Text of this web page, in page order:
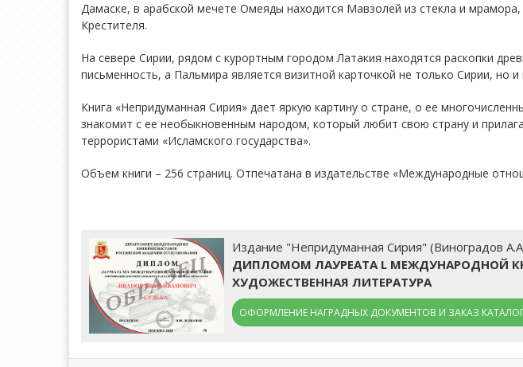
Дамаске, в арабской мечете Омеяды находится Мавзолей из стекла и
Крестителя.
На севере Сирии, рядом с курортным городом Латакия находятся раскопки
письменность, а Пальмира является визитной карточкой не только Сирии, но
Книга «Непридуманная Сирия» дает яркую картину о стране, о ее
знакомит с ее необыкновенным народом, который любит свою страну и
террористами «Исламского государства».
Объем книги – 256 страниц. Отпечатана в издательстве «Международные
Издание "Непридуманная Сирия" (Виноградов
ДИПЛОМОМ ЛАУРЕАТА L МЕЖДУНАРОДНОЙ
ХУДОЖЕСТВЕННАЯ ЛИТЕРАТУРА
ОФОРМЛЕНИЕ НАГРАДНЫХ ДОКУМЕНТОВ И ЗАКАЗ